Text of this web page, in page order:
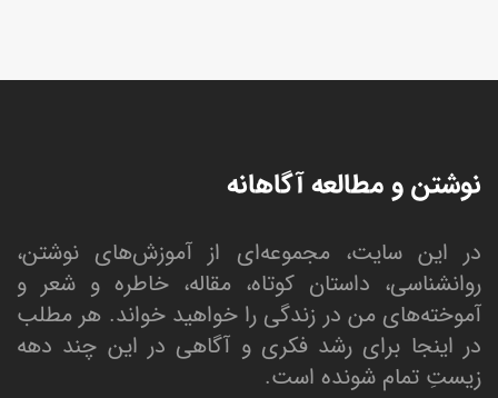
نوشتن و مطالعه آگاهانه
در این سایت، مجموعه‌ای از آموزش‌های نوشتن،
روانشناسی، داستان کوتاه، مقاله، خاطره و شعر و
آموخته‌های من در زندگی را خواهید خواند. هر مطلب
در اینجا برای رشد فکری و آگاهی در این چند دهه
زیستِ تمام شونده است.